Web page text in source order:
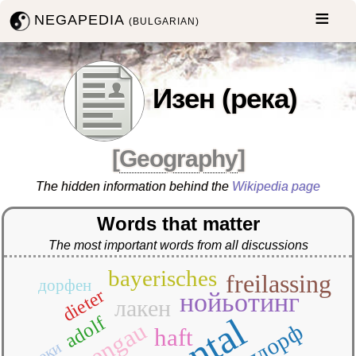
NEGAPEDIA(BULGARIAN)
Изен (река)
[Geography]
The hidden information behind the Wikipedia page
Words that matter
The most important words from all discussions
нойьотинг
freilassing
haft
лакен
bayerisches
adolf
dieter
дорфен